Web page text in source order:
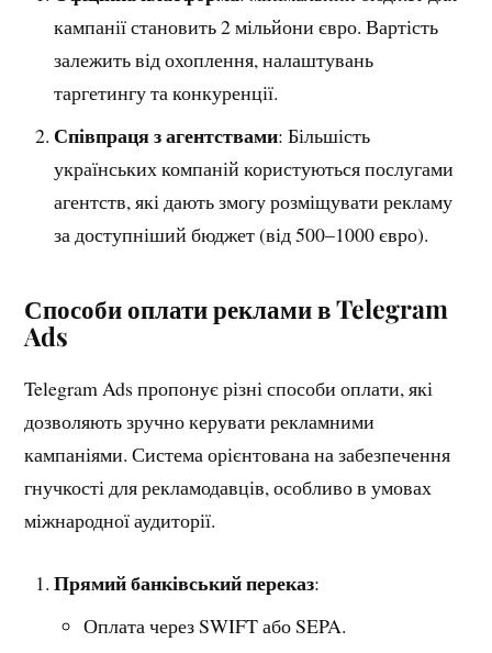
кампанії становить 2 мільйони євро. Вартість
залежить від охоплення, налаштувань
таргетингу та конкуренції.
Співпраця з агентствами: Більшість
українських компаній користуються послугами
агентств, які дають змогу розміщувати рекламу
за доступніший бюджет (від 500–1000 євро).
Способи оплати реклами в Telegram
Ads
Telegram Ads пропонує різні способи оплати, які
дозволяють зручно керувати рекламними
кампаніями. Система орієнтована на забезпечення
гнучкості для рекламодавців, особливо в умовах
міжнародної аудиторії.
Прямий банківський переказ:
Оплата через SWIFT або SEPA.